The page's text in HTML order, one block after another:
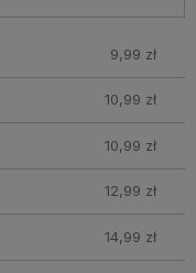
9,99 zł
10,99 zł
10,99 zł
12,99 zł
14,99 zł